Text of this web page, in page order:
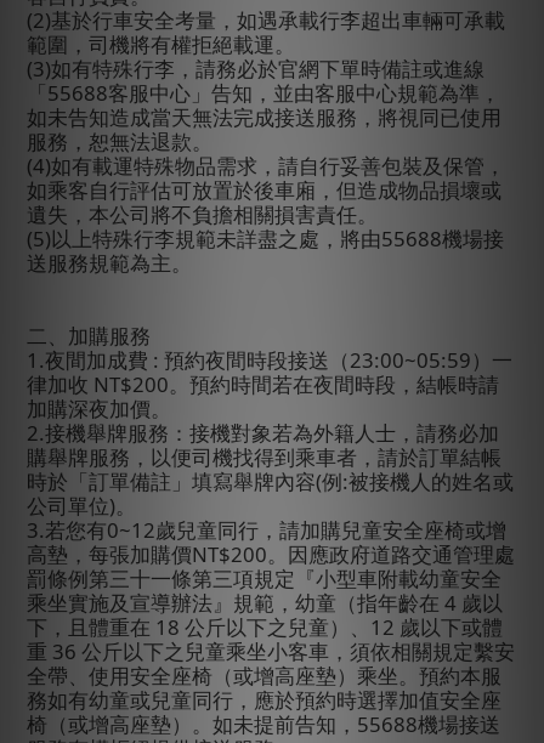
(2)基於行車安全考量，如遇承載行李超出車輛可承載
範圍，司機將有權拒絕載運。
(3)如有特殊行李，請務必於官網下單時備註或進線
「55688客服中心」告知，並由客服中心規範為準，
如未告知造成當天無法完成接送服務，將視同已使用
服務，恕無法退款。
(4)如有載運特殊物品需求，請自行妥善包裝及保管，
如乘客自行評估可放置於後車廂，但造成物品損壞或
遺失，本公司將不負擔相關損害責任。
(5)以上特殊行李規範未詳盡之處，將由55688機場接
送服務規範為主。
二、加購服務
1.夜間加成費 : 預約夜間時段接送（23:00~05:59）一
律加收 NT$200。預約時間若在夜間時段，結帳時請
加購深夜加價。
2.接機舉牌服務：接機對象若為外籍人士，請務必加
購舉牌服務，以便司機找得到乘車者，請於訂單結帳
時於「訂單備註」填寫舉牌內容(例:被接機人的姓名或
公司單位)。
3.若您有0~12歲兒童同行，請加購兒童安全座椅或增
高墊，每張加購價NT$200。因應政府道路交通管理處
罰條例第三十一條第三項規定『小型車附載幼童安全
乘坐實施及宣導辦法』規範，幼童（指年齡在 4 歲以
下，且體重在 18 公斤以下之兒童）、 12 歲以下或體
重 36 公斤以下之兒童乘坐小客車，須依相關規定繫安
全帶、使用安全座椅（或增高座墊）乘坐。預約本服
務如有幼童或兒童同行，應於預約時選擇加值安全座
椅（或增高座墊）。如未提前告知， 55688機場接送